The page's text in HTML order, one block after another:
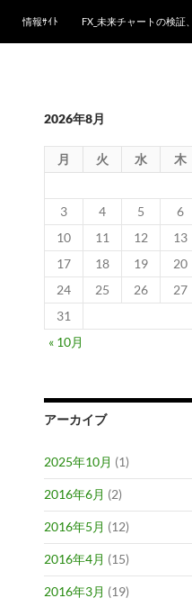
情報ｻｲﾄ FX_未来チャートの検証
2026年8月
月 火 水 木
3
4 5 6
10
11 12 13
17
18 19 20
24
25 26 27
31
« 10月
アーカイブ
2025年10月 (1)
2016年6月 (2)
2016年5月 (12)
2016年4月 (15)
2016年3月 (19)